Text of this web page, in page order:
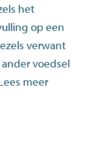
het
op een
verwant
voedsel
meer